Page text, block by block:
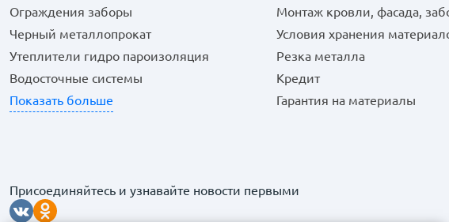
Ограждения заборы
Черный металлопрокат
Утеплители гидро пароизоляция
Водосточные системы
Показать больше
Монтаж кровли, фасада,
Условия хранения
Резка металла
Кредит
Гарантия на материалы
Присоединяйтесь и узнавайте новости первыми